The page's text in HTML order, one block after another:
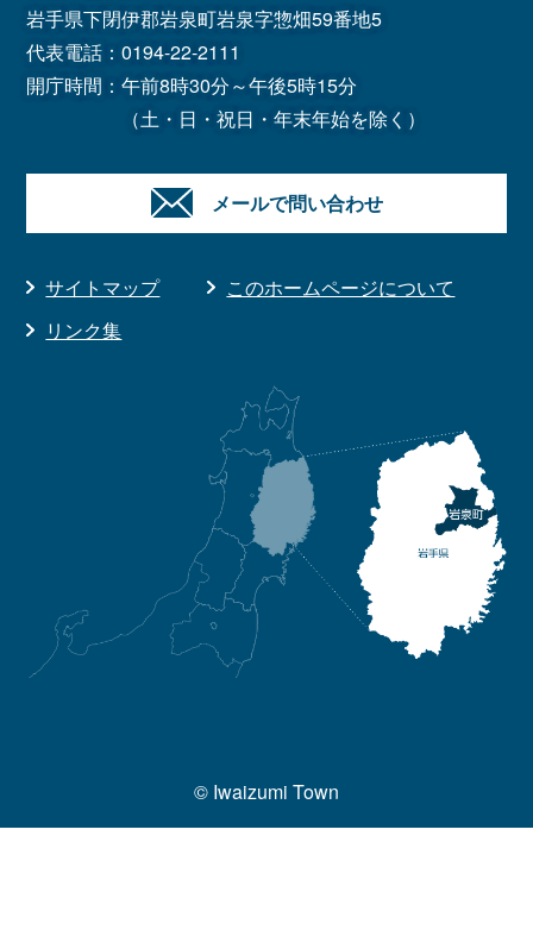
岩手県下閉伊郡岩泉町岩泉字惣畑59番地5
代表電話：0194-22-2111
開庁時間：午前8時30分～午後5時15分
（土・日・祝日・年末年始を除く）
メールで問い合わせ
サイトマップ
このホームページについて
リンク集
© Iwaizumi Town